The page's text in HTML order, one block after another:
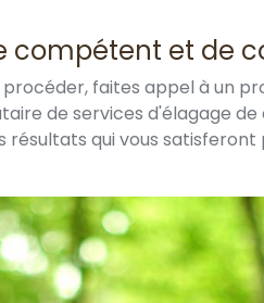
compétent et de
faites appel à un
de services d'élagage
qui vous